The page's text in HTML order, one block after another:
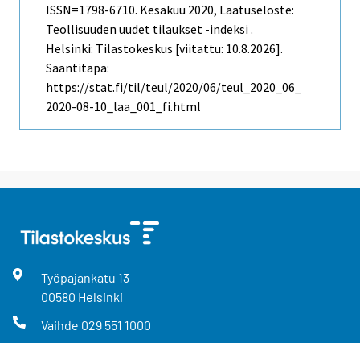
ISSN=1798-6710. Kesäkuu 2020, Laatuseloste:
Teollisuuden uudet tilaukset -indeksi .
Helsinki: Tilastokeskus [viitattu: 10.8.2026].
Saantitapa:
https://stat.fi/til/teul/2020/06/teul_2020_06_
2020-08-10_laa_001_fi.html
Työpajankatu 13
00580 Helsinki
Vaihde 029 551 1000